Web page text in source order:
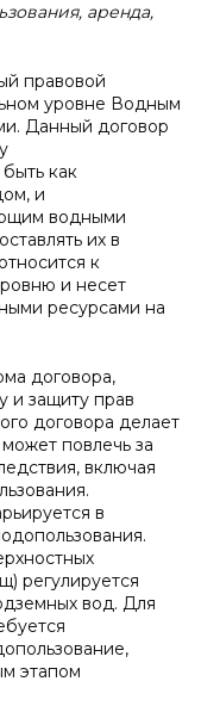
аренда,
правовой
уровне Водным
Данный договор
как
и
водными
их в
к
и несет
ресурсами на
договора,
и защиту прав
договора делает
повлечь за
включая
в
регулируется
вод. Для
этапом